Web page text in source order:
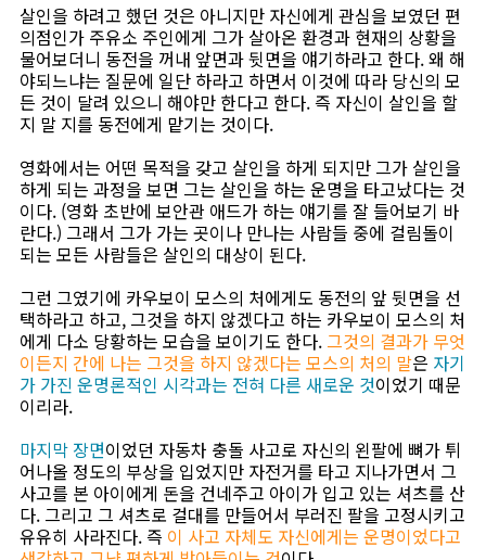
살인을 하려고 했던 것은 아니지만 자신에게 관심을 보였던 편
의점인가 주유소 주인에게 그가 살아온 환경과 현재의 상황을
물어보더니 동전을 꺼내 앞면과 뒷면을 얘기하라고 한다. 왜 해
야되느냐는 질문에 일단 하라고 하면서 이것에 따라 당신의 모
든 것이 달려 있으니 해야만 한다고 한다. 즉 자신이 살인을 할
지 말 지를 동전에게 맡기는 것이다.
영화에서는 어떤 목적을 갖고 살인을 하게 되지만 그가 살인을
하게 되는 과정을 보면 그는 살인을 하는 운명을 타고났다는 것
이다. (영화 초반에 보안관 애드가 하는 얘기를 잘 들어보기 바
란다.) 그래서 그가 가는 곳이나 만나는 사람들 중에 걸림돌이
되는 모든 사람들은 살인의 대상이 된다.
그런 그였기에 카우보이 모스의 처에게도 동전의 앞 뒷면을 선
택하라고 하고, 그것을 하지 않겠다고 하는 카우보이 모스의 처
에게 다소 당황하는 모습을 보이기도 한다. 그것의 결과가 무엇
이든지 간에 나는 그것을 하지 않겠다는 모스의 처의 말은 자기
가 가진 운명론적인 시각과는 전혀 다른 새로운 것이었기 때문
이리라.
마지막 장면이었던 자동차 충돌 사고로 자신의 왼팔에 뼈가 튀
어나올 정도의 부상을 입었지만 자전거를 타고 지나가면서 그
사고를 본 아이에게 돈을 건네주고 아이가 입고 있는 셔츠를 산
다. 그리고 그 셔츠로 걸대를 만들어서 부러진 팔을 고정시키고
유유히 사라진다. 즉 이 사고 자체도 자신에게는 운명이었다고